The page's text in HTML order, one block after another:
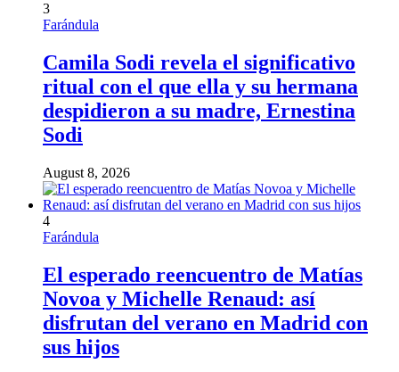
3
Farándula
Camila Sodi revela el significativo
ritual con el que ella y su hermana
despidieron a su madre, Ernestina
Sodi
August 8, 2026
4
Farándula
El esperado reencuentro de Matías
Novoa y Michelle Renaud: así
disfrutan del verano en Madrid con
sus hijos